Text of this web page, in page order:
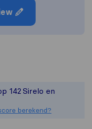
van
142 Sirelo en
berekend?